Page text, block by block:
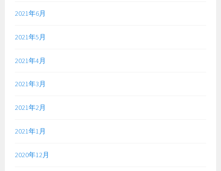
2021年6月
2021年5月
2021年4月
2021年3月
2021年2月
2021年1月
2020年12月